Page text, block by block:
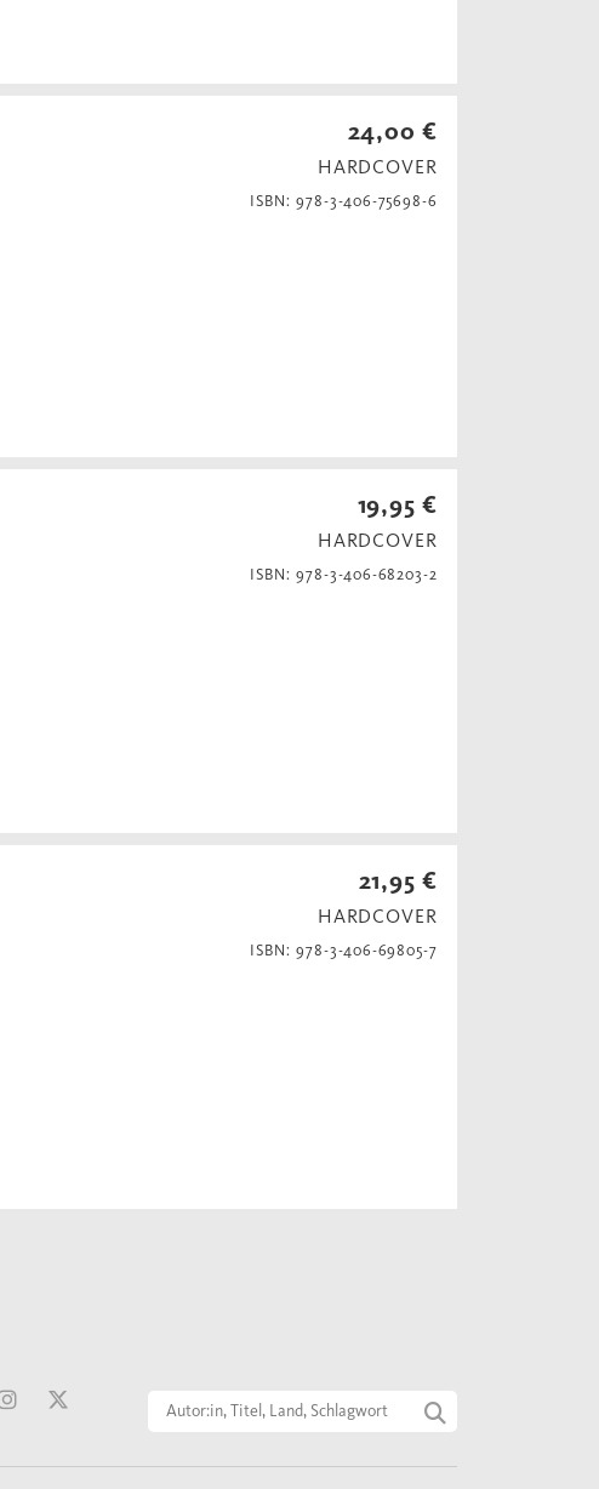
24,00 €
HARDCOVER
ISBN: 978-3-406-75698-6
19,95 €
HARDCOVER
ISBN: 978-3-406-68203-2
21,95 €
HARDCOVER
ISBN: 978-3-406-69805-7